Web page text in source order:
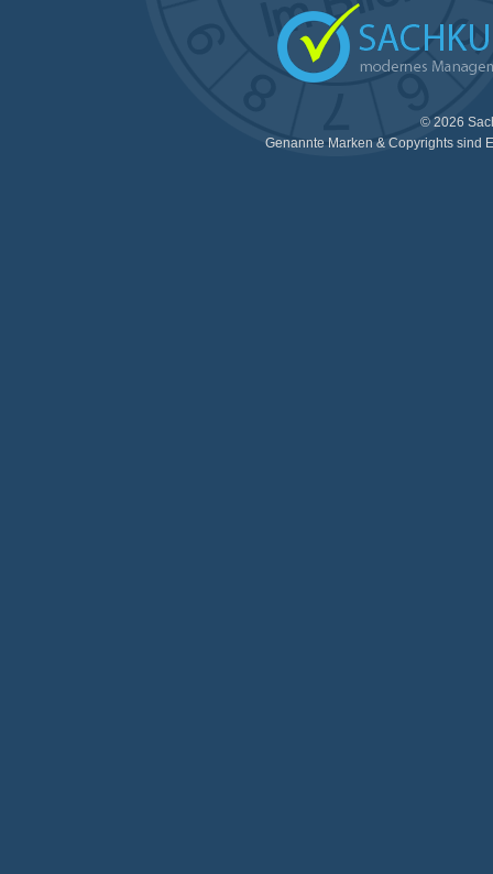
© 2026
Genannte Marken & Copyrights sind